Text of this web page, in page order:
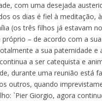
com uma desejada
os dias é fiel à meditação,
(os três filhos já estavam
próprio – de acordo com a
a sua paternidade
a ser catequista e
durante uma reunião está
outros, quando
`Pier Giorgio, agora